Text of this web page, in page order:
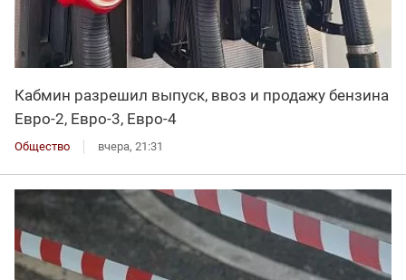
Кабмин разрешил выпуск, ввоз и продажу бензина
Евро-2, Евро-3, Евро-4
Общество вчера, 21:31